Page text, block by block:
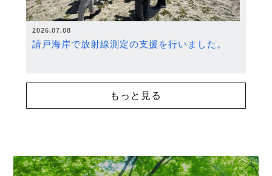
2026.07.08
請戸海岸で放射線測定の支援を行いました。
もっと見る